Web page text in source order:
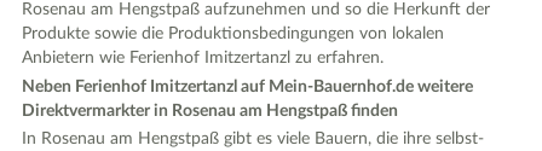
Rosenau am Hengstpaß aufzunehmen und so die Herkunft der
Produkte sowie die Produktionsbedingungen von lokalen
Anbietern wie Ferienhof Imitzertanzl zu erfahren.
Neben Ferienhof Imitzertanzl auf Mein-Bauernhof.de weitere
Direktvermarkter in Rosenau am Hengstpaß finden
In Rosenau am Hengstpaß gibt es viele Bauern, die ihre selbst-